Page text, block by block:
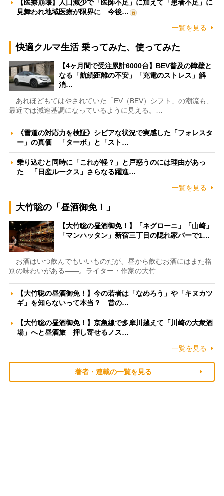
【医療崩壊】人口減少で「医師不足」に加えて「患者不足」に
見舞われ地域医療が限界に 今後…
一覧を見る
快適クルマ生活 乗ってみた、使ってみた
【4ヶ月間で受注累計6000台】BEV普及の障壁と
なる「航続距離の不安」「充電のストレス」解
消…
あれほどもてはやされていた「EV（BEV）シフト」の潮流も、
最近では減速基調になっているように見える。…
《雪道の対応力を検証》シビアな状況で実感した「フォレスタ
ー」の真価 「ターボ」と「スト…
乗り込むと同時に「これが軽？」と戸惑うのには理由があっ
た 「日産ルークス」さらなる躍進…
一覧を見る
大竹聡の「昼酒御免！」
【大竹聡の昼酒御免！】「ネグローニ」「山崎」
「マンハッタン」新宿三丁目の隠れ家バーで1…
お酒はいつ飲んでもいいものだが、昼から飲むお酒にはまた格
別の味わいがある――。ライター・作家の大竹…
【大竹聡の昼酒御免！】今の若者は「なめろう」や「キヌカツ
ギ」を知らないって本当？ 昔の…
【大竹聡の昼酒御免！】京急線で多摩川越えて「川崎の大衆酒
場」へと昼酒旅 押し寄せるノス…
一覧を見る
著者・連載の一覧を見る